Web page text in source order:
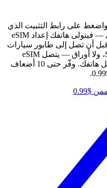
على رابط التثبيت الذي
أرسله لك Lumbus بالبريد الإلكتروني — فيتولى هاتفك إعداد eSIM
أن تصل إلى طابور سيارات
الأجرة. لا بحث عن كشك شرائح SIM، ولا أوراق — يتصل eSIM
هاتفك.
وفّر حتى 10 أضعاف
من $0.99